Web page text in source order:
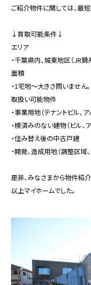
ご紹介物件に関しては、最
↓買取可能条件↓
エリア
・千葉県内、城東地区（JR錦
面積
・1宅地～大きさ問いません。
取扱い可能物件
・事業用地（テナントビル、
・検済みのない建物（ビル、
・住み替え後の中古戸建
・開発、造成用地（調整区域
是非、みなさまから物件紹
以上マイホームでした。